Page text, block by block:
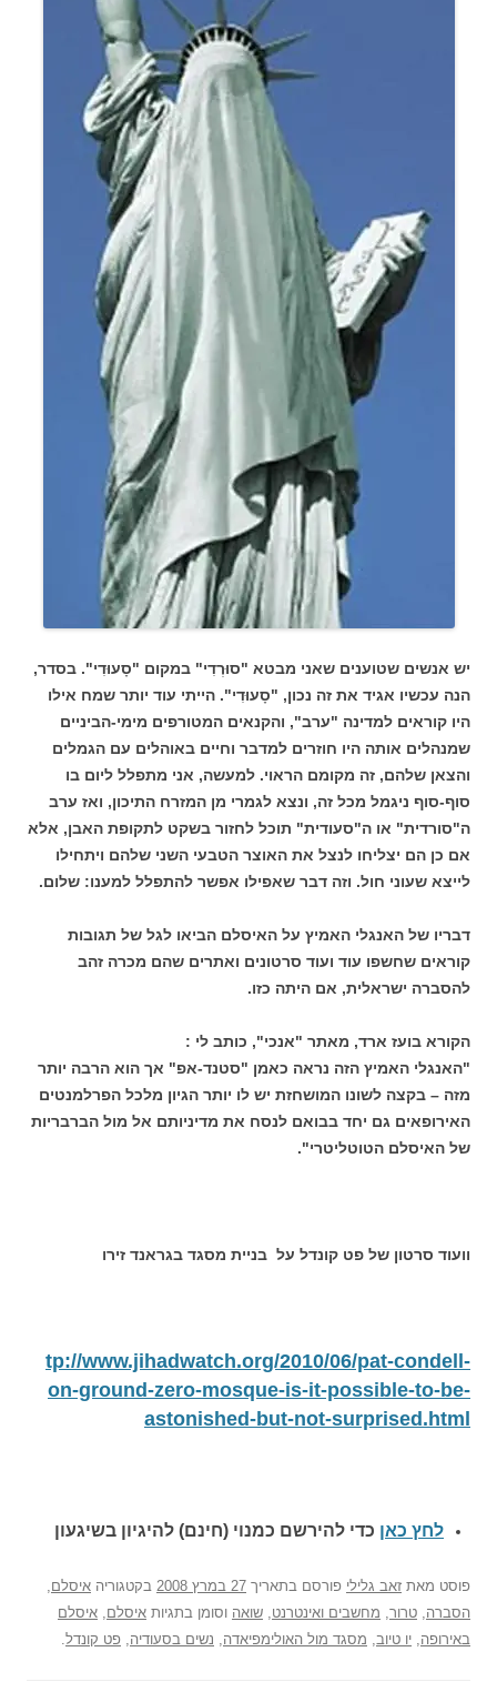
יש אנשים שטוענים שאני מבטא "סוּרְדִי" במקום "סָעוּדִי". בסדר,
הנה עכשיו אגיד את זה נכון, "סָעוּדִי". הייתי עוד יותר שמח אילו
היו קוראים למדינה "ערב", והקנאים המטורפים מימי-הביניים
שמנהלים אותה היו חוזרים למדבר וחיים באוהלים עם הגמלים
והצאן שלהם, זה מקומם הראוי. למעשה, אני מתפלל ליום בו
סוף-סוף ניגמל מכל זה, ונצא לגמרי מן המזרח התיכון, ואז ערב
ה"סורדית" או ה"סעודית" תוכל לחזור בשקט לתקופת האבן, אלא
אם כן הם יצליחו לנצל את האוצר הטבעי השני שלהם ויתחילו
לייצא שעוני חול. וזה דבר שאפילו אפשר להתפלל למענו: שלום.
דבריו של האנגלי האמיץ על האיסלם הביאו לגל של תגובות
קוראים שחשפו עוד ועוד סרטונים ואתרים שהם מכרה זהב
להסברה ישראלית, אם היתה כזו.
הקורא בועז ארד, מאתר "אנכי", כותב לי :
"האנגלי האמיץ הזה נראה כאמן "סטנד-אפ" אך הוא הרבה יותר
מזה – בקצה לשונו המושחזת יש לו יותר הגיון מלכל הפרלמנטים
האירופאים גם יחד בבואם לנסח את מדיניותם אל מול הברבריות
של האיסלם הטוטליטרי".
וועוד סרטון של פט קונדל על בניית מסגד בגראנד זירו
tp://www.jihadwatch.org/2010/06/pat-condell-
on-ground-zero-mosque-is-it-possible-to-be-
astonished-but-not-surprised.html
לחץ כאן כדי להירשם כמנוי (חינם) להיגיון בשיגעון
פוסט מאת זאב גלילי פורסם בתאריך 27 במרץ 2008 בקטגוריה איסלם,
הסברה, טרור, מחשבים ואינטרנט, שואה וסומן בתגיות איסלם, איסלם
באירופה, יו טיוב, מסגד מול האולימפיאדה, נשים בסעודיה, פט קונדל.